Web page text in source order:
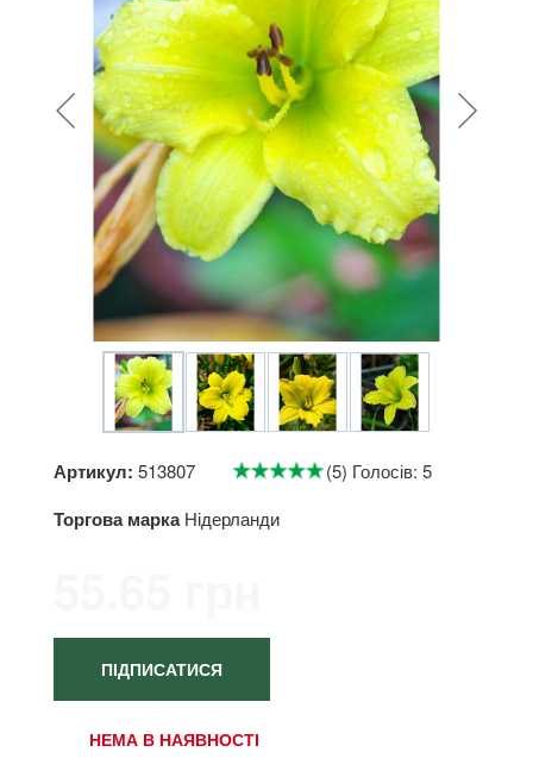
Артикул: 513807 (5) Голосів: 5
Торгова марка Нідерланди
ПІДПИСАТИСЯ
НЕМА В НАЯВНОСТІ